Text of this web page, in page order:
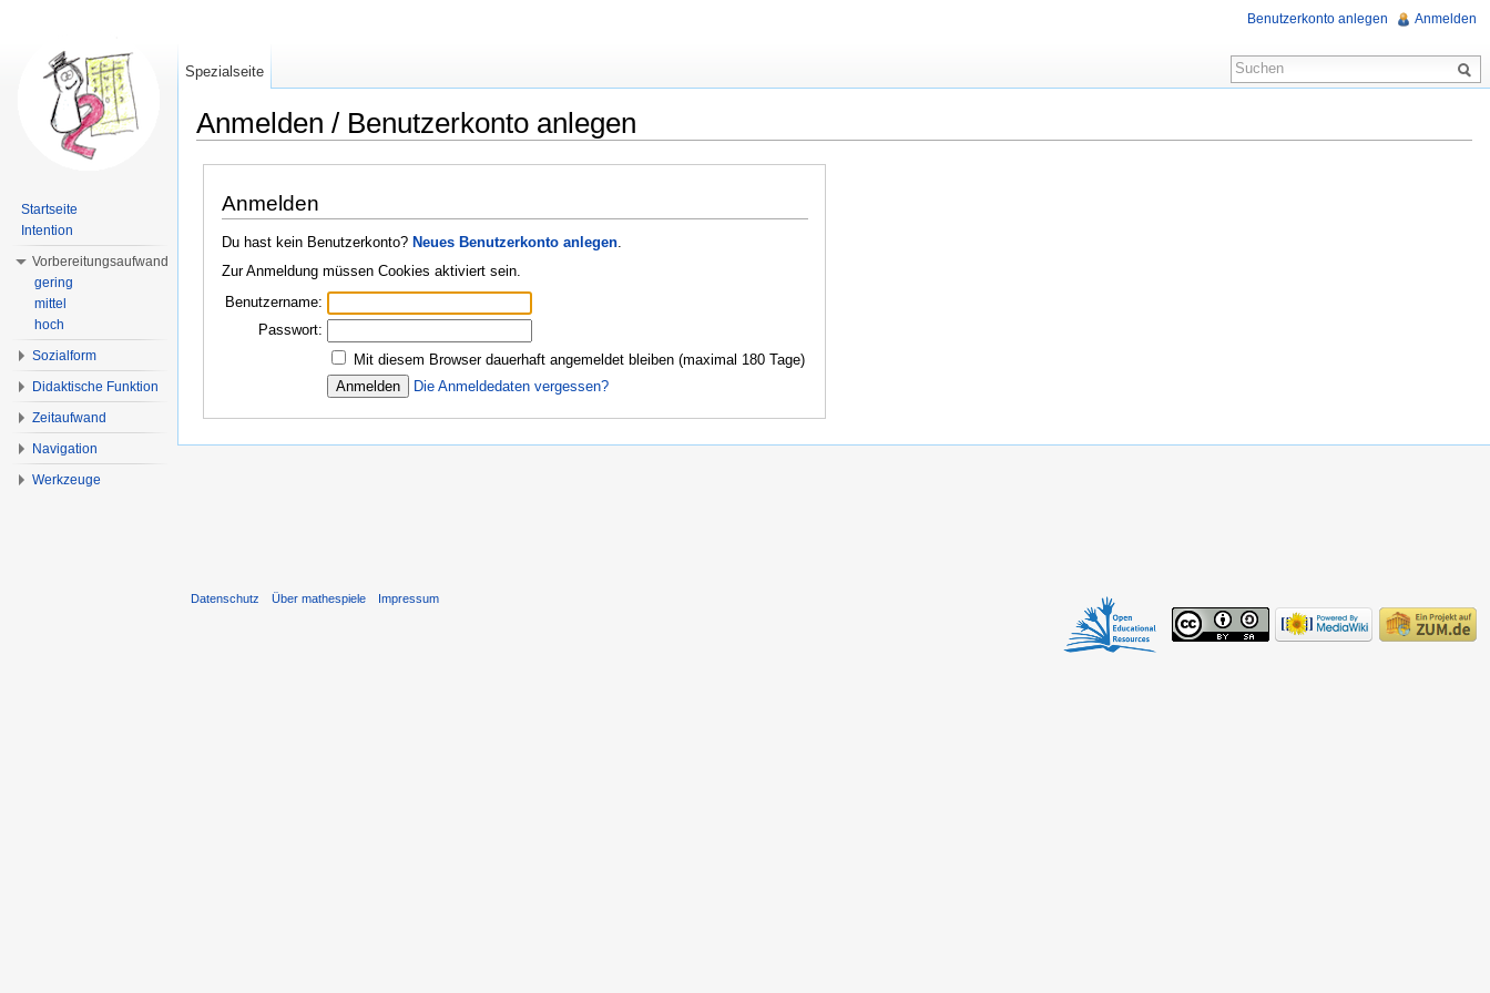
Anmelden / Benutzerkonto anlegen
Anmelden
Du hast kein Benutzerkonto? Neues Benutzerkonto anlegen.
Zur Anmeldung müssen Cookies aktiviert sein.
Benutzername:
Passwort:
Mit diesem Browser dauerhaft angemeldet bleiben (maximal 180 Tage)
Die Anmeldedaten vergessen?
Benutzerkonto anlegen Anmelden
Spezialseite
Startseite
Intention
Vorbereitungsaufwand
gering
mittel
hoch
Sozialform
Didaktische Funktion
Zeitaufwand
Navigation
Werkzeuge
Datenschutz Über mathespiele Impressum